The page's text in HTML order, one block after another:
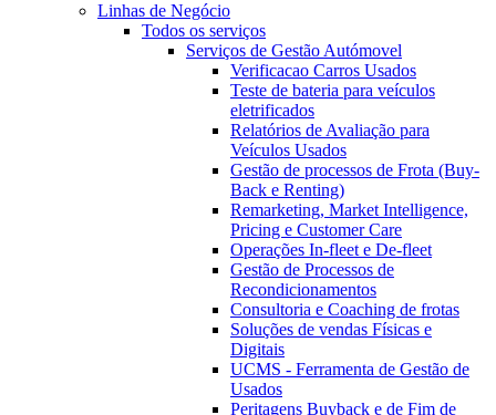
Linhas de Negócio
Todos os serviços
Serviços de Gestão Autómovel
Verificacao Carros Usados
Teste de bateria para veículos
eletrificados
Relatórios de Avaliação para
Veículos Usados
Gestão de processos de Frota (Buy-
Back e Renting)
Remarketing, Market Intelligence,
Pricing e Customer Care
Operações In-fleet e De-fleet
Gestão de Processos de
Recondicionamentos
Consultoria e Coaching de frotas
Soluções de vendas Físicas e
Digitais
UCMS - Ferramenta de Gestão de
Usados
Peritagens Buyback e de Fim de